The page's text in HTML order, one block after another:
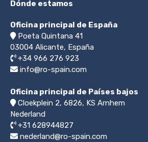
Dónde estamos
Oficina principal de España
Poeta Quintana 41
03004 Alicante, España
+34 966 276 923
info@ro-spain.com
Oficina principal de Países bajos
Cloekplein 2, 6826, KS Arnhem
Nederland
+31 628944827
nederland@ro-spain.com